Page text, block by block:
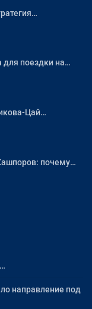
для поездки на…
Цай…
почему…
направление под